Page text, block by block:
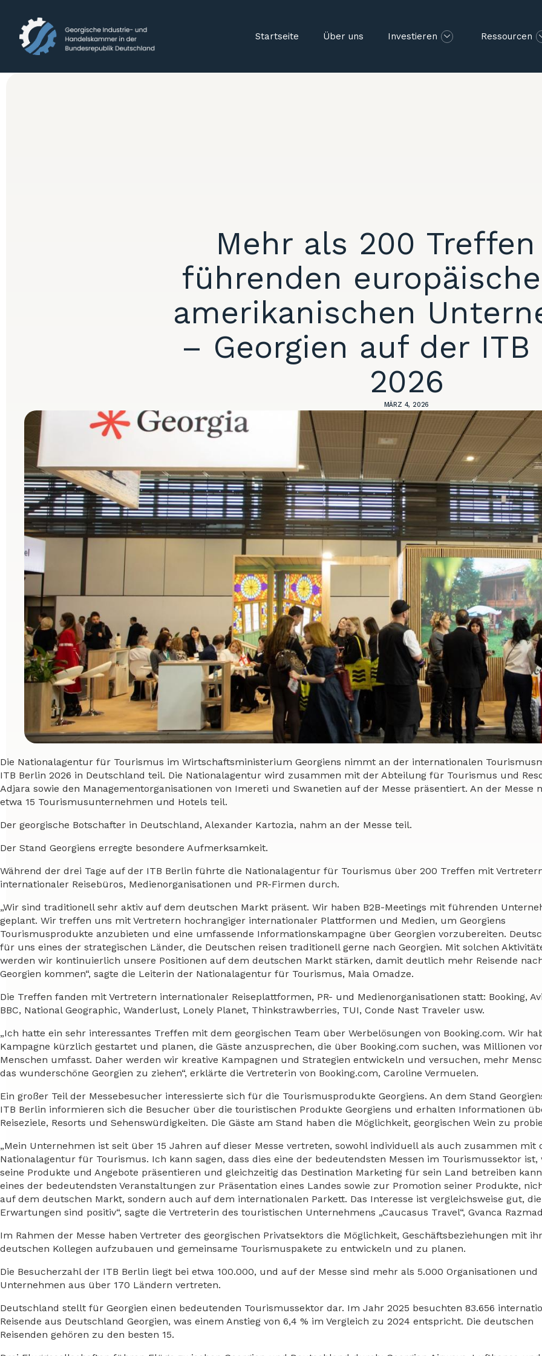
Startseite Über uns Investieren Ressourcen
Mehr als 200
führenden
amerikanischen
– Georgien auf der
2026
MÄRZ 4, 2026
Die Nationalagentur für Tourismus im Wirtschaftsministerium Georgiens nimmt an der internationalen
ITB Berlin 2026 in Deutschland teil. Die Nationalagentur wird zusammen mit der Abteilung für Tourismus und
Adjara sowie den Managementorganisationen von Imereti und Swanetien auf der Messe präsentiert. An der Messe
etwa 15 Tourismusunternehmen und Hotels teil.
Der georgische Botschafter in Deutschland, Alexander Kartozia, nahm an der Messe teil.
Der Stand Georgiens erregte besondere Aufmerksamkeit.
Während der drei Tage auf der ITB Berlin führte die Nationalagentur für Tourismus über 200 Treffen mit
internationaler Reisebüros, Medienorganisationen und PR-Firmen durch.
„Wir sind traditionell sehr aktiv auf dem deutschen Markt präsent. Wir haben B2B-Meetings mit führenden
geplant. Wir treffen uns mit Vertretern hochrangiger internationaler Plattformen und Medien, um Georgiens
Tourismusprodukte anzubieten und eine umfassende Informationskampagne über Georgien vorzubereiten.
für uns eines der strategischen Länder, die Deutschen reisen traditionell gerne nach Georgien. Mit solchen
werden wir kontinuierlich unsere Positionen auf dem deutschen Markt stärken, damit deutlich mehr Reisende
Georgien kommen“, sagte die Leiterin der Nationalagentur für Tourismus, Maia Omadze.
Die Treffen fanden mit Vertretern internationaler Reiseplattformen, PR- und Medienorganisationen statt: Booking,
BBC, National Geographic, Wanderlust, Lonely Planet, Thinkstrawberries, TUI, Conde Nast Traveler usw.
„Ich hatte ein sehr interessantes Treffen mit dem georgischen Team über Werbelösungen von Booking.com. Wir
Kampagne kürzlich gestartet und planen, die Gäste anzusprechen, die über Booking.com suchen, was Millionen
Menschen umfasst. Daher werden wir kreative Kampagnen und Strategien entwickeln und versuchen, mehr
das wunderschöne Georgien zu ziehen“, erklärte die Vertreterin von Booking.com, Caroline Vermuelen.
Ein großer Teil der Messebesucher interessierte sich für die Tourismusprodukte Georgiens. An dem Stand
ITB Berlin informieren sich die Besucher über die touristischen Produkte Georgiens und erhalten Informationen
Reiseziele, Resorts und Sehenswürdigkeiten. Die Gäste am Stand haben die Möglichkeit, georgischen Wein zu
„Mein Unternehmen ist seit über 15 Jahren auf dieser Messe vertreten, sowohl individuell als auch zusammen mit
Nationalagentur für Tourismus. Ich kann sagen, dass dies eine der bedeutendsten Messen im Tourismussektor ist,
seine Produkte und Angebote präsentieren und gleichzeitig das Destination Marketing für sein Land betreiben
eines der bedeutendsten Veranstaltungen zur Präsentation eines Landes sowie zur Promotion seiner Produkte,
auf dem deutschen Markt, sondern auch auf dem internationalen Parkett. Das Interesse ist vergleichsweise gut, die
Erwartungen sind positiv“, sagte die Vertreterin des touristischen Unternehmens „Caucasus Travel“, Gvanca
Im Rahmen der Messe haben Vertreter des georgischen Privatsektors die Möglichkeit, Geschäftsbeziehungen mit
deutschen Kollegen aufzubauen und gemeinsame Tourismuspakete zu entwickeln und zu planen.
Die Besucherzahl der ITB Berlin liegt bei etwa 100.000, und auf der Messe sind mehr als 5.000 Organisationen und
Unternehmen aus über 170 Ländern vertreten.
Deutschland stellt für Georgien einen bedeutenden Tourismussektor dar. Im Jahr 2025 besuchten 83.656
Reisende aus Deutschland Georgien, was einem Anstieg von 6,4 % im Vergleich zu 2024 entspricht. Die deutschen
Reisenden gehören zu den besten 15.